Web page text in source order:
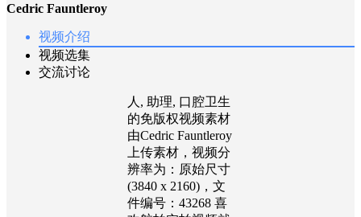
Cedric Fauntleroy
视频介绍
视频选集
交流讨论
人, 助理, 口腔卫生
的免版权视频素材
由Cedric Fauntleroy
上传素材，视频分
辨率为：原始尺寸
(3840 x 2160)，文
件编号：43268 喜